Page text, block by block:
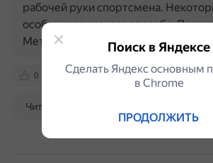
0 dzen.ru vk.com
рабочей руки спортсмена.
особенности такого способа:
Метающий становится в…
Читать далее
Поиск в Яндексе
Сделать Яндекс основным
в Сhrome
ПРОДОЛЖИТЬ